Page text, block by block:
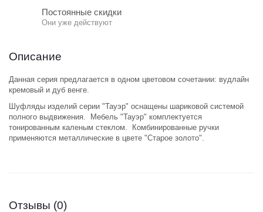
Постоянные скидки
Они уже действуют
Описание
Данная серия предлагается в одном цветовом сочетании: вудлайн
кремовый и дуб венге.
Шуфляды изделий серии "Тауэр" оснащены шариковой системой
полного выдвижения. Мебель "Тауэр" комплектуется
тонированным каленым стеклом. Комбинированные ручки
применяются металлические в цвете "Старое золото".
Отзывы (0)